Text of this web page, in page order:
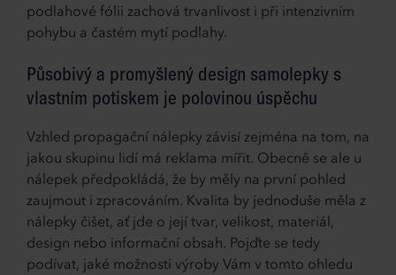
podlahové fólii zachová trvanlivost i při intenzivním
pohybu a častém mytí podlahy.
Působivý a promyšlený design samolepky s
vlastním potiskem je polovinou úspěchu
Vzhled propagační nálepky závisí zejména na tom, na
jakou skupinu lidí má reklama mířit. Obecně se ale u
nálepek předpokládá, že by měly na první pohled
zaujmout i zpracováním. Kvalita by jednoduše měla z
nálepky čišet, ať jde o její tvar, velikost, materiál,
design nebo informační obsah. Pojďte se tedy
podívat, jaké možnosti výroby Vám v tomto ohledu